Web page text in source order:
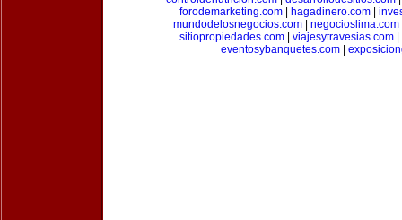
forodemarketing.com| hagadinero.com|
mundodelosnegocios.com| negocioslima.com
sitiopropiedades.com| viajesytravesias.com|
eventosybanquetes.com